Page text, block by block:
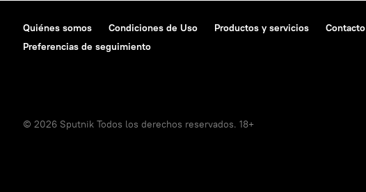
Quiénes somos Condiciones de Uso Productos y servicios Contacto
Preferencias de seguimiento
© 2026 Sputnik Todos los derechos reservados. 18+